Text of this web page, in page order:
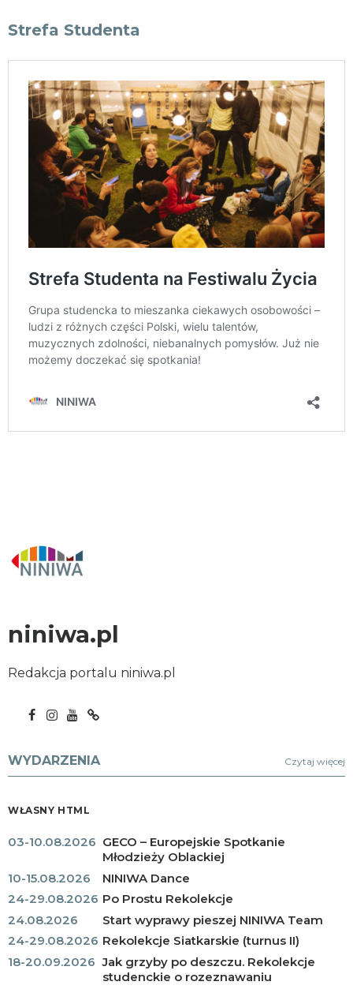
Strefa Studenta
niniwa.pl
Redakcja portalu niniwa.pl
WYDARZENIA Czytaj więcej
WŁASNY HTML
03-10.08.2026 GECO – Europejskie Spotkanie
Młodzieży Oblackiej
10-15.08.2026
NINIWA Dance
24-29.08.2026 Po Prostu Rekolekcje
24.08.2026
Start wyprawy pieszej NINIWA Team
24-29.08.2026 Rekolekcje Siatkarskie (turnus II)
18-20.09.2026 Jak grzyby po deszczu. Rekolekcje
studenckie o rozeznawaniu